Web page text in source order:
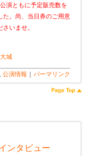
演ともに予定販売数を
た。尚、当日券のご用意
いませ。
城
, 公演情報 | パーマリンク
ンタビュー